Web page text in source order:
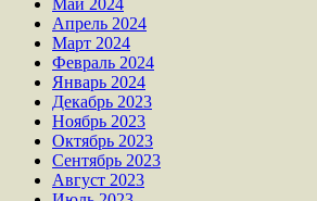
Апрель 2024
Март 2024
Февраль 2024
Январь 2024
Декабрь 2023
Ноябрь 2023
Октябрь 2023
Сентябрь 2023
Август 2023